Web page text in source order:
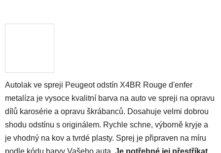
Autolak ve spreji Peugeot odstín X4BR Rouge d'enfer
metalíza je vysoce kvalitní barva na auto ve spreji na opravu
dílů karosérie a opravu škrábanců. Dosahuje velmi dobrou
shodu odstínu s originálem. Rychle schne, výborně kryje a
je vhodný na kov a tvrdé plasty. Sprej je připraven na míru
podle kódu barvy Vašeho auta. Je potřebné jej přestříkat